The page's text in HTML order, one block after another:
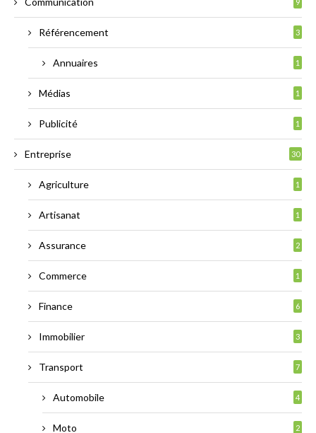
Référencement 3
Annuaires 1
Médias 1
Publicité 1
Entreprise 30
Agriculture 1
Artisanat 1
Assurance 2
Commerce 1
Finance 6
Immobilier 3
Transport 7
Automobile 4
Moto 2